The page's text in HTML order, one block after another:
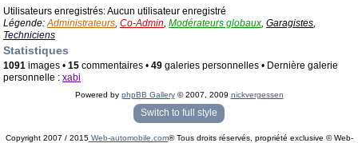
Utilisateurs enregistrés: Aucun utilisateur enregistré
Légende:Administrateurs, Co-Admin, Modérateurs globaux, Garagistes,
Techniciens
Statistiques
1091 images • 15 commentaires • 49 galeries personnelles • Dernière galerie
personnelle : xabi
Powered by phpBB Gallery© 2007, 2009 nickvergessen
« phpBB Gallery » - Traduction française par
darky
Switch to full style
Copyright 2007 / 2015Web-automobile.com® Tous droits réservés, propriété exclusive © Web-